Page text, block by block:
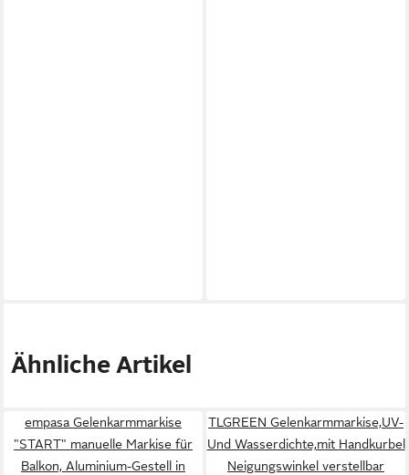
Ähnliche Artikel
empasa Gelenkarmmarkise
"START" manuelle Markise für
Balkon, Aluminium-Gestell in
TLGREEN Gelenkarmmarkise,UV-
Und Wasserdichte,mit Handkurbel
Neigungswinkel verstellbar